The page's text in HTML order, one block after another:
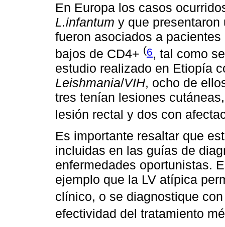
En Europa los casos
L.infantum y que
fueron asociados a pacientes
bajos de CD4+ (6, tal como
estudio realizado en Etiopía
Leishmania/VIH, ocho de
tres tenían lesiones
lesión rectal y dos con
Es importante resaltar que
incluidas en las guías de
enfermedades oportunistas.
ejemplo que la LV atípica
clínico, o se diagnostique
efectividad del tratamiento